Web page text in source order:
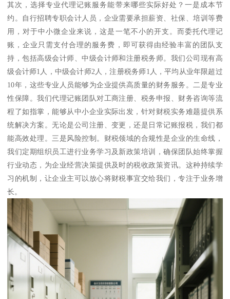
其次，选择专业代理记账服务能带来哪些实际好处？一是成本节
约。自行招聘专职会计人员，企业需要承担薪资、社保、培训等费
用，对于中小微企业来说，这是一笔不小的开支。而委托代理记
账，企业只需支付合理的服务费，即可获得由经验丰富的团队支
持，包括高级会计师、中级会计师和注册税务师。我们公司现有高
级会计师1人，中级会计师2人，注册税务师1人，平均从业年限超过
10年，这些专业人员能够为企业提供高质量的财务服务。二是专业
性保障。我们代理记账团队对工商注册、税务申报、财务咨询等流
程了如指掌，能够从中小企业实际出发，针对财税实务难题提供系
统解决方案。无论是公司注册、变更，还是日常记账报税，我们都
能高效处理。三是风险控制。财税领域的合规性是企业的生命线，
我们定期组织员工进行业务学习及新政策培训，确保团队始终掌握
行业动态，为企业经营决策提供及时的税收政策资讯。这种持续学
习的机制，让企业主可以放心将财税事宜交给我们，专注于业务增
长。